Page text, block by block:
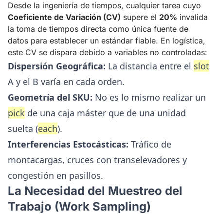
Desde la ingeniería de tiempos, cualquier tarea cuyo
Coeficiente de Variación (CV) supere el 20% invalida
la toma de tiempos directa como única fuente de
datos para establecer un estándar fiable. En logística,
este CV se dispara debido a variables no controladas:
Dispersión Geográfica: La distancia entre el slot
A y el B varía en cada orden.
Geometría del SKU: No es lo mismo realizar un
pick de una caja máster que de una unidad
suelta (each).
Interferencias Estocásticas: Tráfico de
montacargas, cruces con transelevadores y
congestión en pasillos.
La Necesidad del Muestreo del
Trabajo (Work Sampling)